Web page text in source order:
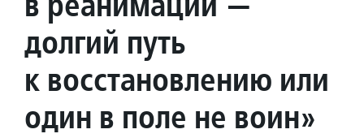
долгий путь
к восстановлению или
один в поле не воин»